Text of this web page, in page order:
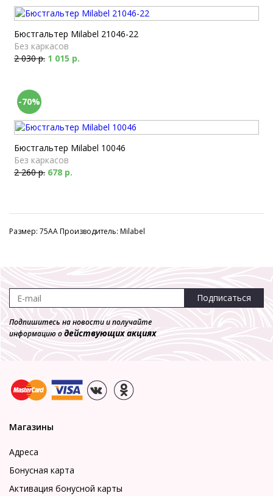
Бюстгальтер Milabel 21046-22
Без каркасов
2 030 р. 1 015 р.
-70%
Бюстгальтер Milabel 10046
Без каркасов
2 260 р. 678 р.
Размер: 75AA Производитель: Milabel
Подписаться
Подпишитесь на новости и получайте
информацию одействующих акциях
Магазины
Адреса
Бонусная карта
Активация бонусной карты